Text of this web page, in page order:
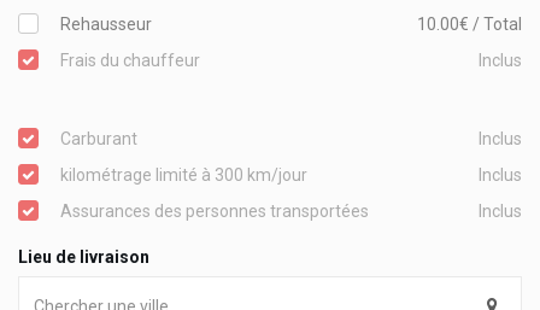
Rehausseur
10.00€ / Total
Frais du chauffeur
Inclus
Carburant
Inclus
kilométrage limité à 300 km/jour
Inclus
Assurances des personnes transportées
Inclus
Lieu de livraison